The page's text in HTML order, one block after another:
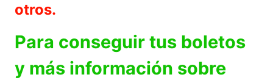
otros.
Para conseguir tus boletos
y más información sobre